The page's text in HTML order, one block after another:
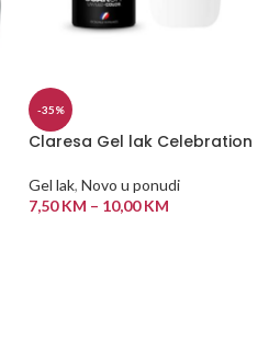
-35%
Claresa Gel lak Celebration
Gel lak, Novo u ponudi
7,50KM – 10,00KM